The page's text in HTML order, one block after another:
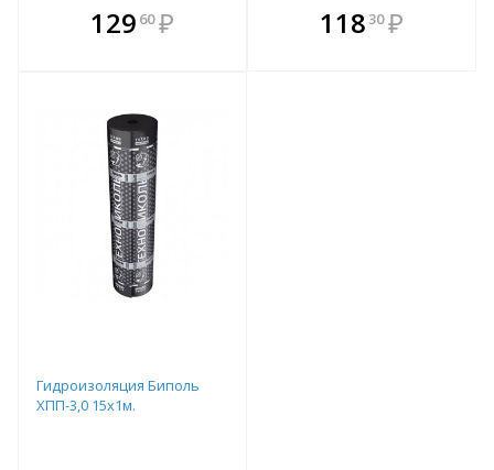
129 60 ₽
В комплекте
всегда выгоднее!
В комплекте
всегда выгоднее!
11830 ₽
Гидроизоляция Биполь
ХПП-3,0 15х1м.